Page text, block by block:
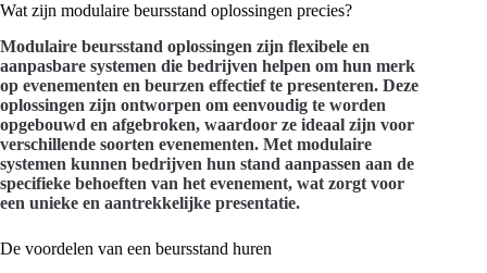
Wat zijn modulaire beursstand oplossingen precies?
Modulaire beursstand oplossingen zijn flexibele en
aanpasbare systemen die bedrijven helpen om hun merk
op evenementen en beurzen effectief te presenteren. Deze
oplossingen zijn ontworpen om eenvoudig te worden
opgebouwd en afgebroken, waardoor ze ideaal zijn voor
verschillende soorten evenementen. Met modulaire
systemen kunnen bedrijven hun stand aanpassen aan de
specifieke behoeften van het evenement, wat zorgt voor
een unieke en aantrekkelijke presentatie.
De voordelen van een beursstand huren